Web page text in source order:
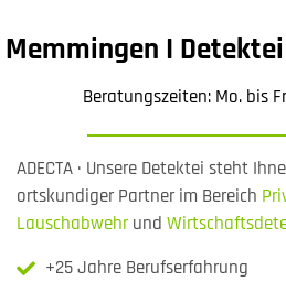
Memmingen I
Beratungszeiten: Mo. bis
ADECTA · Unsere Detektei steht
ortskundiger Partner im Bereich
Lauschabwehrund
+25 Jahre Berufserfahrung